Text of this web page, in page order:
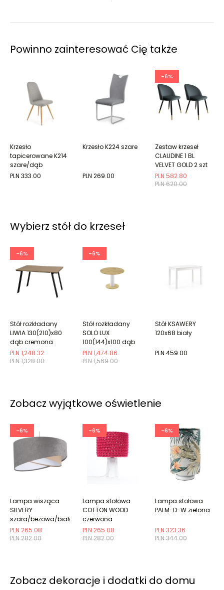
Powinno zainteresować Cię także
PLN 333.00
Krzesło
tapicerowane K214
szare/dąb
miodowy
PLN 269.00
Krzesło K224 szare
-6%
PLN 620.00
PLN 582.80
Zestaw krzeseł
CLAUDINE 1 BL
VELVET GOLD 2 szt
ciemno szare
Wybierz stół do krzeseł
-6%
PLN 1,328.00
PLN 1,248.32
Stół rozkładany
LIWIA 130(210)x80
dąb cremona
-6%
PLN 1,569.00
PLN 1,474.86
Stół rozkładany
SOLO LUX
100(144)x100 dąb
artisan/biały
PLN 459.00
Stół KSAWERY
120x68 biały
Zobacz wyjątkowe oświetlenie
-6%
PLN 282.00
PLN 265.08
Lampa wisząca
SILVERY
szara/beżowa/biała
-6%
PLN 282.00
PLN 265.08
Lampa stołowa
COTTON WOOD
czerwona
-6%
PLN 344.00
PLN 323.36
Lampa stołowa
PALM-D-W zielona
Zobacz dekoracje i dodatki do domu